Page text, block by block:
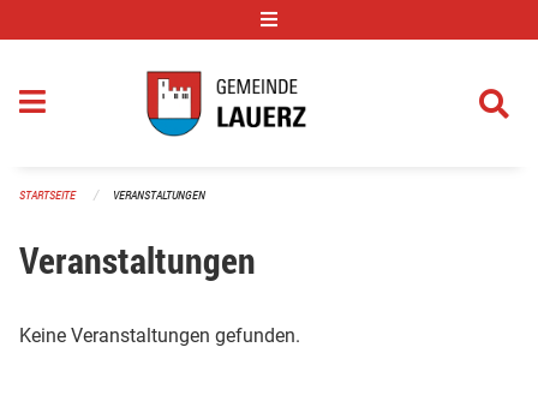
STARTSEITE VERANSTALTUNGEN
Veranstaltungen
Keine Veranstaltungen gefunden.